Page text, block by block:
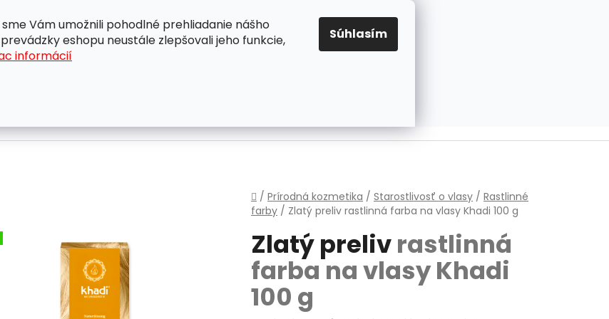
Vám umožnili pohodlné prehliadanie nášho
eshopu neustále zlepšovali jeho funkcie,
informácií
Súhlasím
OBCHODNÉ PODMIENKY OCHRANA OSOBNÝCH ÚDAJOV PRAVIDLÁ PRE COOKIES
EUR
Domov
/ Prírodná kozmetika / Starostlivosť o vlasy / Rastlinné
farby / Zlatý preliv rastlinná farba na vlasy Khadi 100 g
Zlatý prelivrastlinná
farba na vlasy Khadi
100 g